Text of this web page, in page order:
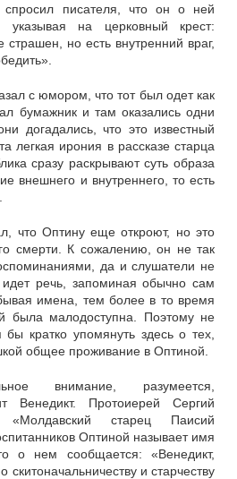
спросил писателя, что он о ней
на церковный крест:
но есть внутренний враг,
с юмором, что тот был одет как
бумажник и там оказались одни
догадались, что это известный
легкая ирония в рассказе старца
сразу раскрывают суть образа
внешнего и внутреннего, то есть
что Оптину еще откроют, но это
смерти. К сожалению, он не так
да и слушатели не
речь, запоминая обычно сам
имена, тем более в то время
была малодоступна. Поэтому не
кратко упомянуть здесь о тех,
общее проживание в Оптиной.
внимание, разумеется,
Венедикт. Протоиерей Сергий
старец Паисий
Оптиной называет имя
о нем сообщается: «Венедикт,
и старчеству